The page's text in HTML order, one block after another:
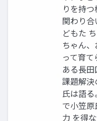
りを持
関わり
どもた
ちゃん
って育
ある長
課題解
氏は語
で小笠
力 を得